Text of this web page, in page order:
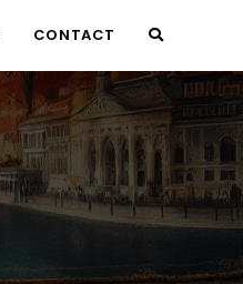
CONTACT TOGGLE
WEBSITE
SEARCH